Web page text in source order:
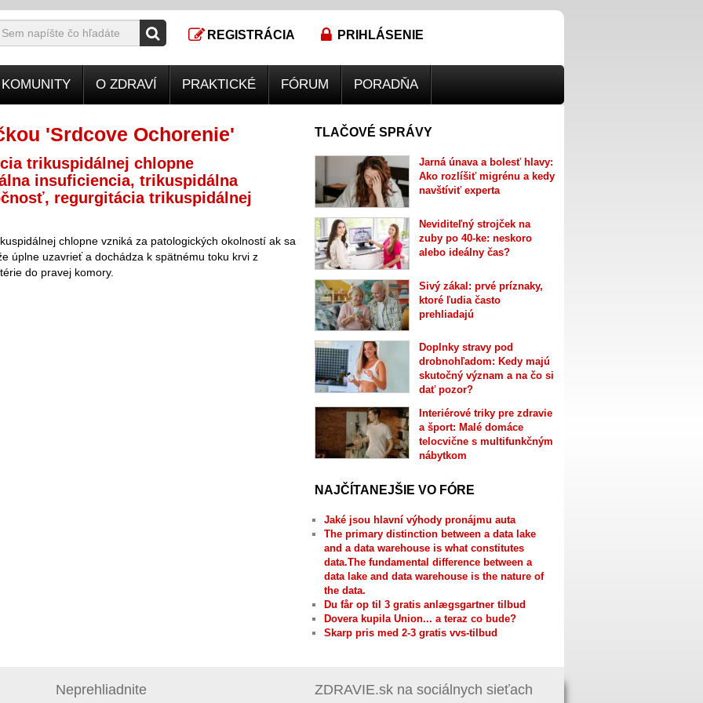
REGISTRÁCIA PRIHLÁSENIE
KOMUNITY O ZDRAVÍ PRAKTICKÉ FÓRUM PORADŇA
'Srdcove Ochorenie'
trikuspidálnej chlopne
insuficiencia, trikuspidálna
regurgitácia trikuspidálnej
chlopne vzniká za patologických okolností ak sa
úplne uzavrieť a dochádza k spätnému toku krvi z
do pravej komory.
TLAČOVÉ SPRÁVY
Jarná únava a bolesť hlavy:
Ako rozlíšiť migrénu a kedy
navštíviť experta
Neviditeľný strojček na
zuby po 40-ke: neskoro
alebo ideálny čas?
Sivý zákal: prvé príznaky,
ktoré ľudia často
prehliadajú
Doplnky stravy pod
drobnohľadom: Kedy majú
skutočný význam a na čo si
dať pozor?
Interiérové triky pre zdravie
a šport: Malé domáce
telocvične s multifunkčným
nábytkom
NAJČÍTANEJŠIE VO FÓRE
Jaké jsou hlavní výhody pronájmu auta
The primary distinction between a data lake
and a data warehouse is what constitutes
data.The fundamental difference between a
data lake and data warehouse is the nature of
the data.
Du får op til 3 gratis anlægsgartner tilbud
Dovera kupila Union... a teraz co bude?
Skarp pris med 2-3 gratis vvs-tilbud
Neprehliadnite ZDRAVIE.sk na sociálnych sieťach